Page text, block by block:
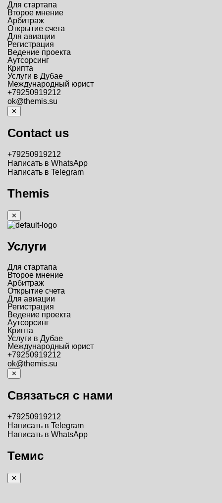
Для стартапа
Второе мнение
Арбитраж
Открытие счета
Для авиации
Регистрация
Ведение проекта
Аутсорсинг
Крипта
Услуги в Дубае
Международный юрист
+79250919212
ok@themis.su
✕
Contact us
+79250919212
Написать в WhatsApp
Написать в Telegram
Themis
✕
Услуги
Для стартапа
Второе мнение
Арбитраж
Открытие счета
Для авиации
Регистрация
Ведение проекта
Аутсорсинг
Крипта
Услуги в Дубае
Международный юрист
+79250919212
ok@themis.su
✕
Связаться с нами
+79250919212
Написать в Telegram
Написать в WhatsApp
Темис
✕